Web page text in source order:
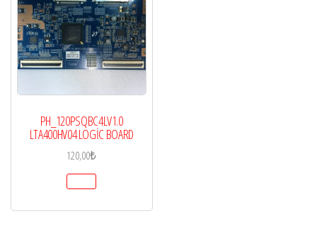
PH_120PSQBC4LV1.0
LTA400HV04 LOGİC BOARD
120,00₺